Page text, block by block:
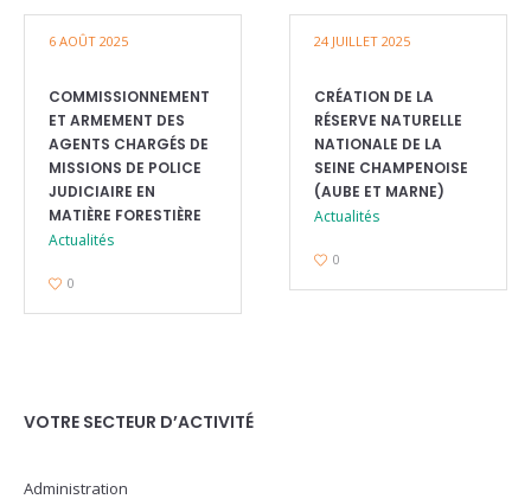
6 AOÛT 2025
COMMISSIONNEMENT
ET ARMEMENT DES
AGENTS CHARGÉS DE
MISSIONS DE POLICE
JUDICIAIRE EN
MATIÈRE FORESTIÈRE
Actualités
0
24 JUILLET 2025
CRÉATION DE LA
RÉSERVE NATURELLE
NATIONALE DE LA
SEINE CHAMPENOISE
(AUBE ET MARNE)
Actualités
0
VOTRE SECTEUR D’ACTIVITÉ
Administration